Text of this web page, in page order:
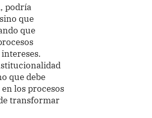
podría
que
que
que debe
los procesos
transformar